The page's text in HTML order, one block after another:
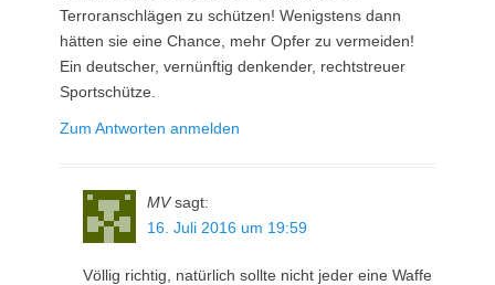
Terroranschlägen zu schützen! Wenigstens dann
hätten sie eine Chance, mehr Opfer zu vermeiden!
Ein deutscher, vernünftig denkender, rechtstreuer
Sportschütze.
Zum Antworten anmelden
MV sagt:
16. Juli 2016 um 19:59
Völlig richtig, natürlich sollte nicht jeder eine Waffe